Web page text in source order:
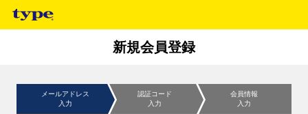
新規会員登録
メールアドレス
入力
認証コード
入力
会員情報
入力